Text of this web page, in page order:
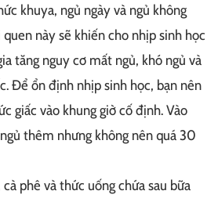
khuya, ngủ ngày và ngủ không
này sẽ khiến cho nhịp sinh học
tăng nguy cơ mất ngủ, khó ngủ và
Để ổn định nhịp sinh học, bạn nên
giấc vào khung giờ cố định. Vào
thêm nhưng không nên quá 30
phê và thức uống chứa sau bữa